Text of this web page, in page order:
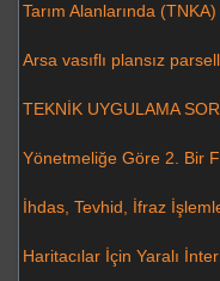
Tarım Alanlarında
Arsa vasıflı plansız
TEKNİK UYGULAMA
Yönetmeliğe Göre 2. Bir
İhdas, Tevhid, İfraz
Haritacılar İçin Yaralı